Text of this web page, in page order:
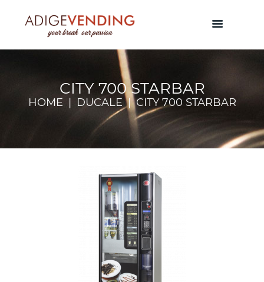
CITY 700 STARBAR
HOME DUCALE CITY 700 STARBAR